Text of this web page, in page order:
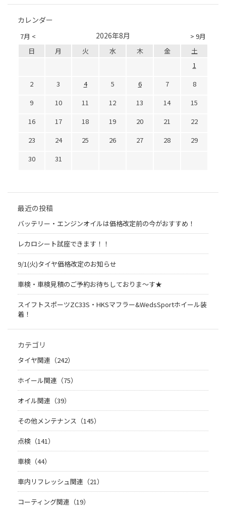
カレンダー
7月 < > 9月
2026年8月
日 月 火 水 木 金
土
1
2
3 4 5 6 7
8
9
10 11 12 13 14
15
16
17 18 19 20 21
22
23
24 25 26 27 28
29
30
31
最近の投稿
バッテリー・エンジンオイルは価格改定前の今がおすすめ！
レカロシート試座できます！！
9/1(火)タイヤ価格改定のお知らせ
車検・車検見積のご予約お待ちしておりま～す★
スイフトスポーツZC33S・HKSマフラー&WedsSportホイール装
着！
カテゴリ
タイヤ関連（242）
ホイール関連（75）
オイル関連（39）
その他メンテナンス（145）
点検（141）
車検（44）
車内リフレッシュ関連（21）
コーティング関連（19）